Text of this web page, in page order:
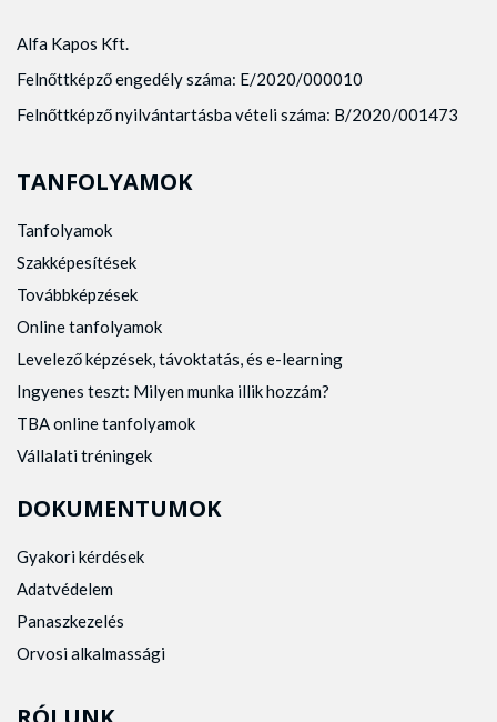
Alfa Kapos Kft.
Felnőttképző engedély száma: E/2020/000010
Felnőttképző nyilvántartásba vételi száma: B/2020/001473
TANFOLYAMOK
Tanfolyamok
Szakképesítések
Továbbképzések
Online tanfolyamok
Levelező képzések, távoktatás, és e-learning
Ingyenes teszt: Milyen munka illik hozzám?
TBA online tanfolyamok
Vállalati tréningek
DOKUMENTUMOK
Gyakori kérdések
Adatvédelem
Panaszkezelés
Orvosi alkalmassági